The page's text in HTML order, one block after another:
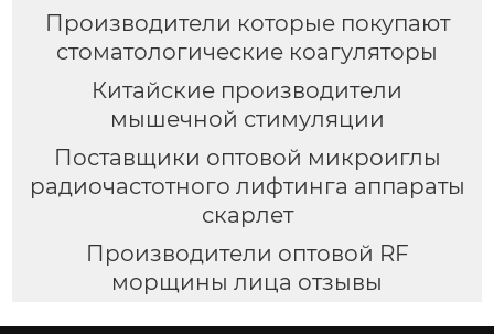
Производители которые покупают
стоматологические коагуляторы
Китайские производители
мышечной стимуляции
Поставщики оптовой микроиглы
радиочастотного лифтинга аппараты
скарлет
Производители оптовой RF
морщины лица отзывы